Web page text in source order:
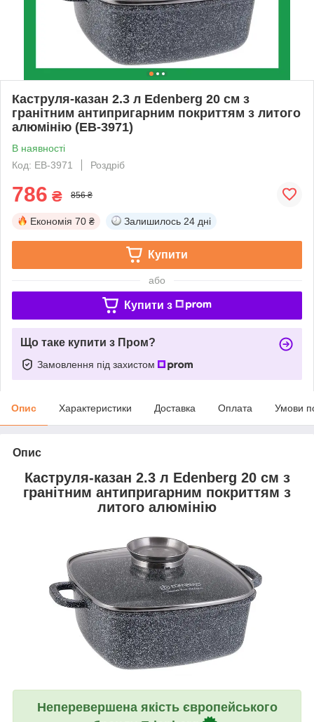
Каструля-казан 2.3 л Edenberg 20 см з
гранітним антипригарним покриттям з литого
алюмінію (EB-3971)
В наявності
Код: EB-3971
Роздріб
786 ₴ 856 ₴
Економія 70 ₴ Залишилось 24 дні
Купити
або
Купити з
Що таке купити з Пром?
Замовлення під захистом
Опис Характеристики Доставка Оплата Умови
Опис
Каструля-казан 2.3 л Edenberg 20 см з
гранітним антипригарним покриттям з
литого алюмінію
Неперевершена якість європейського